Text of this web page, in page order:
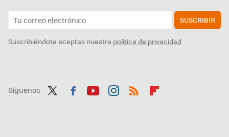
SUSCRIBIR
Suscribiéndote aceptas nuestra política de privacidad
Síguenos